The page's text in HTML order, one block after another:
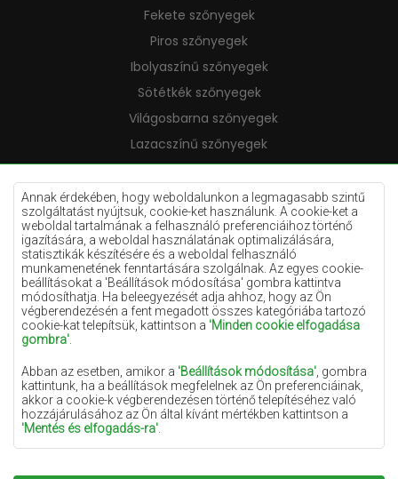
Annak érdekében, hogy weboldalunkon a legmagasabb szintű
szolgáltatást nyújtsuk, cookie-ket használunk. A cookie-ket a
weboldal tartalmának a felhasználó preferenciáihoz történő
igazítására, a weboldal használatának optimalizálására,
statisztikák készítésére és a weboldal felhasználó
munkamenetének fenntartására szolgálnak. Az egyes cookie-
beállításokat a 'Beállítások módosítása' gombra kattintva
módosíthatja. Ha beleegyezését adja ahhoz, hogy az Ön
végberendezésén a fent megadott összes kategóriába tartozó
cookie-kat telepítsük, kattintson a 'Minden cookie elfogadása
gombra'
Abban az esetben, amikor a 'Beállítások módosítása' , gombra
kattintunk, ha a beállítások megfelelnek az Ön preferenciáinak,
akkor a cookie-k végberendezésen történő telepítéséhez való
hozzájárulásához az Ön által kívánt mértékben kattintson a
'Mentés és elfogadás-ra'
az adatkezelés alapja a személyes adatok kezelőjének
Fekete szőnyegek
Piros szőnyegek
Ibolyaszínű szőnyegek
Sötétkék szőnyegek
Világosbarna szőnyegek
Lazacszínű szőnyegek
Krémszínű szőnyegek
Lila szőnyegek
Sárga szőnyegek
Mentaszínű szőnyegek
Világoskék szőnyegek
Narancssárga szőnyegek
Rózsaszín szőnyegek
Terrakotta szőnyegek
Zöld szőnyegek
Arany szőnyegek